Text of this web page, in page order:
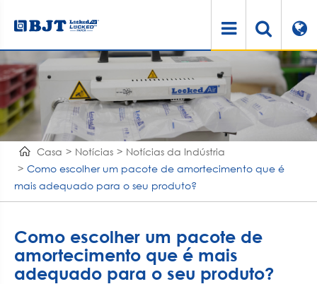
Casa Notícias
Notícias da Indústria
Como escolher um pacote de amortecimento que é
mais adequado para o seu produto?
Como escolher um pacote de
amortecimento que é mais
adequado para o seu produto?